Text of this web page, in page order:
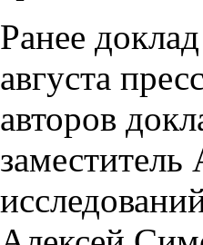
Ранее
августа
авторов